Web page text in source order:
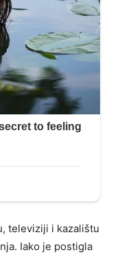
televiziji i kazalištu
Iako je postigla